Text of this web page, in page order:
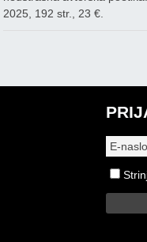
2025, 192 str., 23 €.